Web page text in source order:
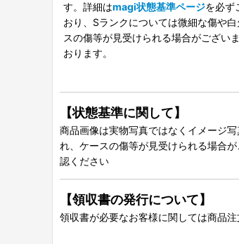
す。詳細はmagi状態基準ページを必ず
おり、Sランクについては微細な傷や
スの傷等が見受けられる場合がござい
おります。
【状態基準に関して】
商品画像は実物写真ではなくイメージ
れ、ケースの傷等が見受けられる場合
認ください
【領収書の発行について】
領収書が必要なお客様に関しては商品